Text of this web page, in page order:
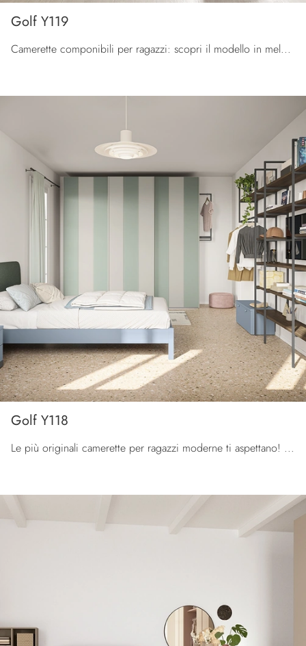
Golf Y119
Camerette componibili per ragazzi: scopri il modello in melaminico Golf Y119 di Colombini Casa per stanzette moderne.
Golf Y118
Le più originali camerette per ragazzi moderne ti aspettano! Scopri il modello Golf Y118 di Colombini Casa.